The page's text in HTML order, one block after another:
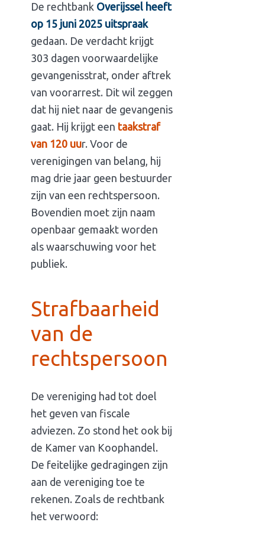
De rechtbank Overijssel heeft
op 15 juni 2025 uitspraak
gedaan. De verdacht krijgt
303 dagen voorwaardelijke
gevangenisstrat, onder aftrek
van voorarrest. Dit wil zeggen
dat hij niet naar de gevangenis
gaat. Hij krijgt een taakstraf
van 120 uur. Voor de
verenigingen van belang, hij
mag drie jaar geen bestuurder
zijn van een rechtspersoon.
Bovendien moet zijn naam
openbaar gemaakt worden
als waarschuwing voor het
publiek.
Strafbaarheid
van de
rechtspersoon
De vereniging had tot doel
het geven van fiscale
adviezen. Zo stond het ook bij
de Kamer van Koophandel.
De feitelijke gedragingen zijn
aan de vereniging toe te
rekenen. Zoals de rechtbank
het verwoord: